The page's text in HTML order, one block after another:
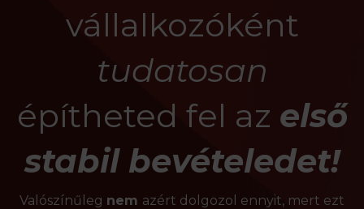
vállalkozóként
tudatosan
építheted fel az első
stabil bevételedet!
Valószínűleg nem azért dolgozol ennyit, mert ezt